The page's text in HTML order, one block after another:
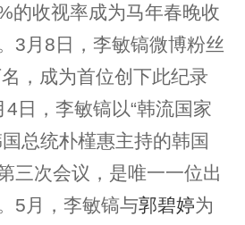
的收视率成为马年春晚收
3月8日，李敏镐微博粉丝
，成为首位创下此纪录
日，李敏镐以“韩流国家
总统朴槿惠主持的韩国
三次会议，是唯一一位出
5月，李敏镐与郭碧婷为